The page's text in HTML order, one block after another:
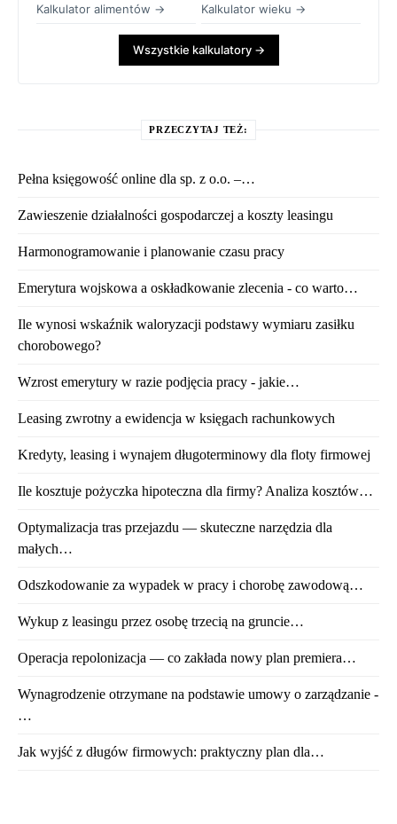
Kalkulator alimentów → Kalkulator wieku →
Wszystkie kalkulatory →
PRZECZYTAJ TEŻ:
Pełna księgowość online dla sp. z o.o. –…
Zawieszenie działalności gospodarczej a koszty leasingu
Harmonogramowanie i planowanie czasu pracy
Emerytura wojskowa a oskładkowanie zlecenia - co warto…
Ile wynosi wskaźnik waloryzacji podstawy wymiaru zasiłku
chorobowego?
Wzrost emerytury w razie podjęcia pracy - jakie…
Leasing zwrotny a ewidencja w księgach rachunkowych
Kredyty, leasing i wynajem długoterminowy dla floty firmowej
Ile kosztuje pożyczka hipoteczna dla firmy? Analiza kosztów…
Optymalizacja tras przejazdu — skuteczne narzędzia dla
małych…
Odszkodowanie za wypadek w pracy i chorobę zawodową…
Wykup z leasingu przez osobę trzecią na gruncie…
Operacja repolonizacja — co zakłada nowy plan premiera…
Wynagrodzenie otrzymane na podstawie umowy o zarządzanie -
…
Jak wyjść z długów firmowych: praktyczny plan dla…